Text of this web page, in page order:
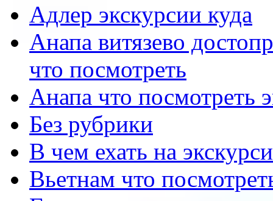
Адлер экскурсии куда
Анапа витязево
что посмотреть
Анапа что посмотреть
Без рубрики
В чем ехать на
Вьетнам что